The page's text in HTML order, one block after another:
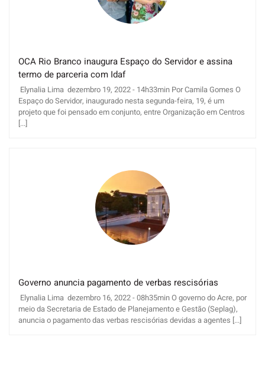
OCA Rio Branco inaugura Espaço do Servidor e assina
termo de parceria com Idaf
Elynalia Lima dezembro 19, 2022 - 14h33min Por Camila Gomes O
Espaço do Servidor, inaugurado nesta segunda-feira, 19, é um
projeto que foi pensado em conjunto, entre Organização em Centros
[...]
Governo anuncia pagamento de verbas rescisórias
Elynalia Lima dezembro 16, 2022 - 08h35min O governo do Acre, por
meio da Secretaria de Estado de Planejamento e Gestão (Seplag),
anuncia o pagamento das verbas rescisórias devidas a agentes [...]